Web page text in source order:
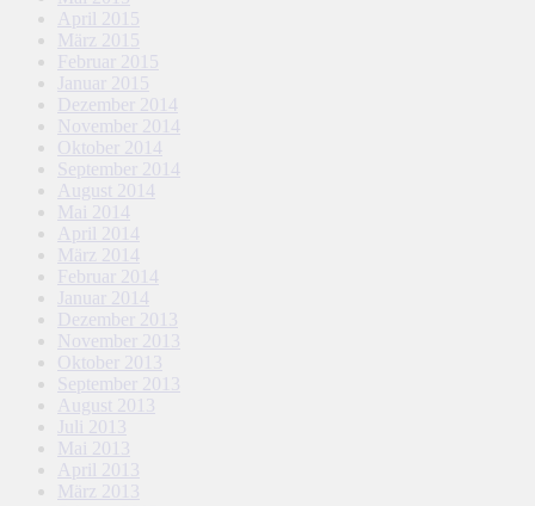
April 2015
März 2015
Februar 2015
Januar 2015
Dezember 2014
November 2014
Oktober 2014
September 2014
August 2014
Mai 2014
April 2014
März 2014
Februar 2014
Januar 2014
Dezember 2013
November 2013
Oktober 2013
September 2013
August 2013
Juli 2013
Mai 2013
April 2013
März 2013